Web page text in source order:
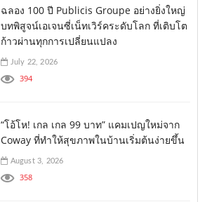
ฉลอง 100 ปี Publicis Groupe อย่างยิ่งใหญ่
บทพิสูจน์เอเจนซี่เน็ทเวิร์คระดับโลก ที่เติบโต
ก้าวผ่านทุกการเปลี่ยนแปลง
July 22, 2026
394
“โอ้โห! เกล เกล 99 บาท” แคมเปญใหม่จาก
Coway ที่ทำให้สุขภาพในบ้านเริ่มต้นง่ายขึ้น
August 3, 2026
358